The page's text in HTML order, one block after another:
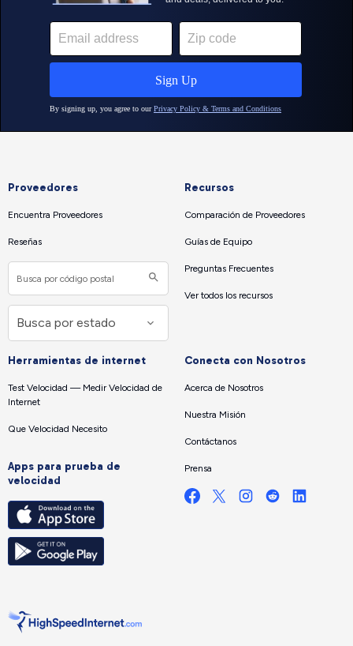
Proveedores
Encuentra Proveedores
Reseñas
Recursos
Comparación de Proveedores
Guías de Equipo
Preguntas Frecuentes
Ver todos los recursos
Herramientas de internet
Test Velocidad — Medir Velocidad de
Internet
Que Velocidad Necesito
Apps para prueba de
velocidad
Conecta con Nosotros
Acerca de Nosotros
Nuestra Misión
Contáctanos
Prensa